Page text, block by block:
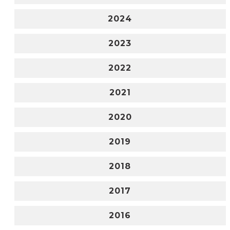
2024
2023
2022
2021
2020
2019
2018
2017
2016